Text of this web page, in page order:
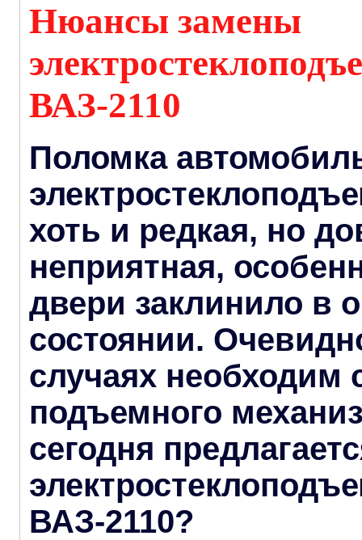
Нюансы замены
ВАЗ-2110
Поломка
хоть и редкая, но
неприятная,
двери заклинило в
состоянии.
случаях необходим
подъемного
сегодня
ВАЗ-2110?